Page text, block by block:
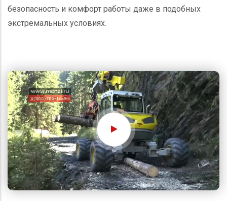
безопасность и комфорт работы даже в подобных
экстремальных условиях.